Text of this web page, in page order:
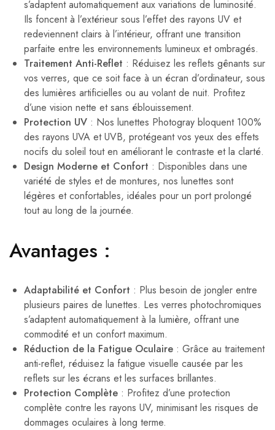
s’adaptent automatiquement aux variations de luminosité.
Ils foncent à l’extérieur sous l’effet des rayons UV et
redeviennent clairs à l’intérieur, offrant une transition
parfaite entre les environnements lumineux et ombragés.
Traitement Anti-Reflet : Réduisez les reflets gênants sur
vos verres, que ce soit face à un écran d’ordinateur, sous
des lumières artificielles ou au volant de nuit. Profitez
d’une vision nette et sans éblouissement.
Protection UV : Nos lunettes Photogray bloquent 100%
des rayons UVA et UVB, protégeant vos yeux des effets
nocifs du soleil tout en améliorant le contraste et la clarté.
Design Moderne et Confort : Disponibles dans une
variété de styles et de montures, nos lunettes sont
légères et confortables, idéales pour un port prolongé
tout au long de la journée.
Avantages :
Adaptabilité et Confort : Plus besoin de jongler entre
plusieurs paires de lunettes. Les verres photochromiques
s’adaptent automatiquement à la lumière, offrant une
commodité et un confort maximum.
Réduction de la Fatigue Oculaire : Grâce au traitement
anti-reflet, réduisez la fatigue visuelle causée par les
reflets sur les écrans et les surfaces brillantes.
Protection Complète : Profitez d’une protection
complète contre les rayons UV, minimisant les risques de
dommages oculaires à long terme.